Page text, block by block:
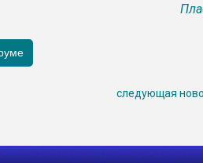
следующая